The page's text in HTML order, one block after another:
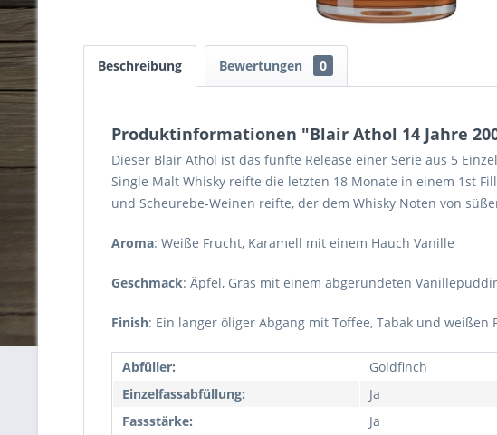
Beschreibung Bewertungen 0
Produktinformationen "Blair Athol 14 Jahre
Dieser Blair Athol ist das fünfte Release einer Serie aus 5
Single Malt Whisky reifte die letzten 18 Monate in einem 1st
und Scheurebe-Weinen reifte, der dem Whisky Noten von
Aroma: Weiße Frucht, Karamell mit einem Hauch Vanille
Geschmack: Äpfel, Gras mit einem abgerundeten
Finish: Ein langer öliger Abgang mit Toffee, Tabak und weißen
Abfüller:
Goldfinch
Einzelfassabfüllung:
Ja
Fassstärke:
Ja